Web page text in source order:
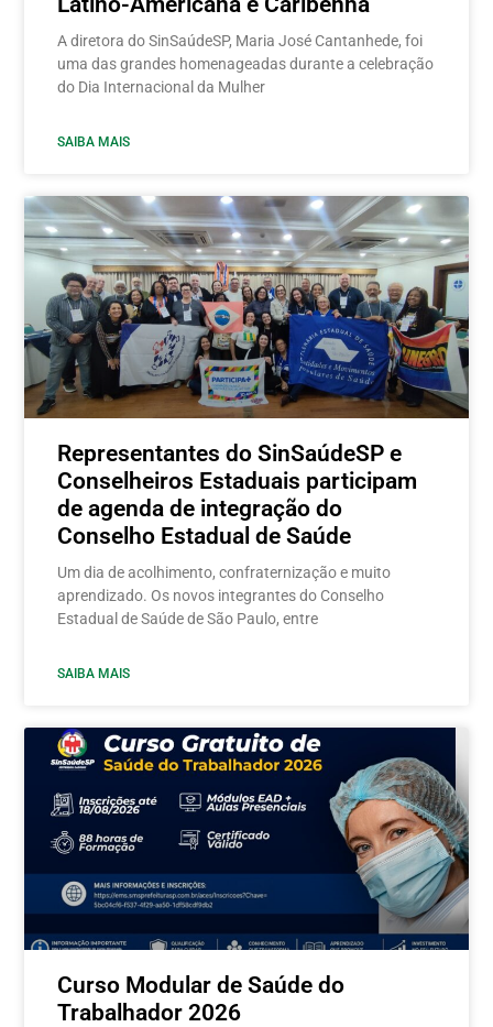
A diretora do SinSaúdeSP, Maria José Cantanhede, foi
uma das grandes homenageadas durante a celebração
do Dia Internacional da Mulher
SAIBA MAIS
Representantes do SinSaúdeSP e
Conselheiros Estaduais participam
de agenda de integração do
Conselho Estadual de Saúde
Um dia de acolhimento, confraternização e muito
aprendizado. Os novos integrantes do Conselho
Estadual de Saúde de São Paulo, entre
SAIBA MAIS
Curso Modular de Saúde do
Trabalhador 2026